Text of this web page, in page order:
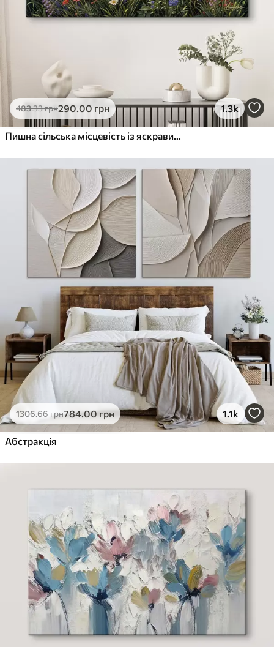
483.33грн290.00 грн 1.3k
Пишна сільська місцевість із яскравим лугом диких квітів, наповненим різнокольоровими квітами під хмарним небом
1306.66грн784.00грн 1.1k
Абстракція